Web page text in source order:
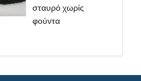
σταυρό χωρίς
φούντα